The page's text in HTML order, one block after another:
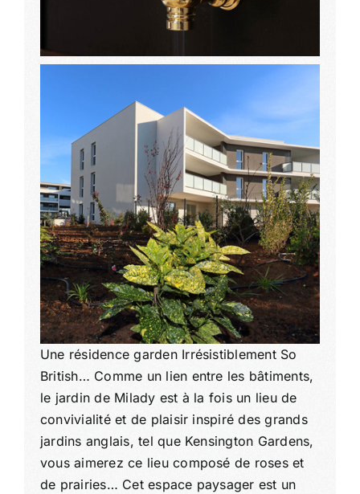
Une résidence garden Irrésistiblement So
British… Comme un lien entre les bâtiments,
le jardin de Milady est à la fois un lieu de
convivialité et de plaisir inspiré des grands
jardins anglais, tel que Kensington Gardens,
vous aimerez ce lieu composé de roses et
de prairies… Cet espace paysager est un